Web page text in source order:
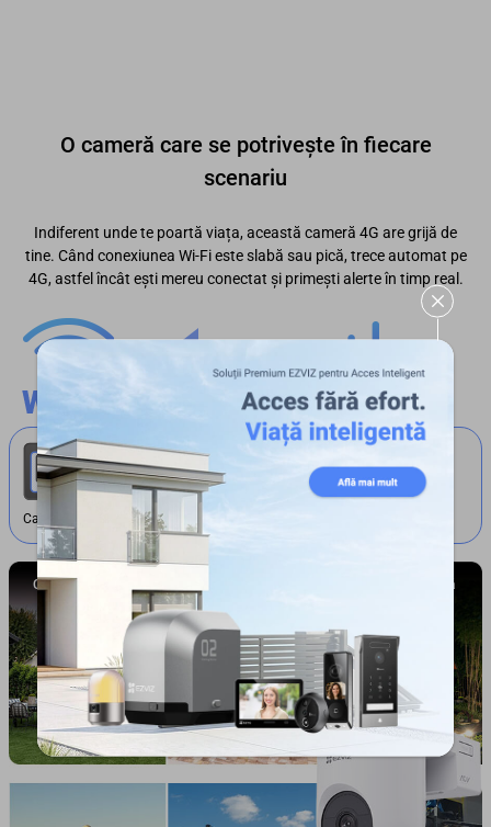
O cameră care se potrivește în fiecare
scenariu
Indiferent unde te poartă viața, această cameră 4G are grijă de
tine. Când conexiunea Wi-Fi este slabă sau pică, trece automat pe
4G, astfel încât ești mereu conectat și primești alerte în timp real.
Card Nano SIM
Notă: Pentru a utiliza conectivitatea 4G, sunt
necesare o cartelă Nano SIM compatibilă și un
plan de date celulare activ.
Curtea din spate a
Cabană forestieră